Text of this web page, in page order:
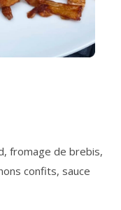
fromage de brebis,
confits, sauce